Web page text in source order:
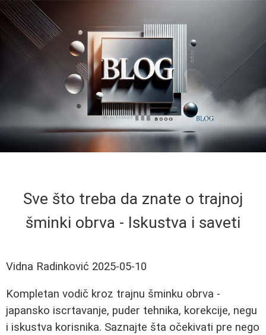
Sve što treba da znate o trajnoj
šminki obrva - Iskustva i saveti
Vidna Radinković 2025-05-10
Kompletan vodič kroz trajnu šminku obrva -
japansko iscrtavanje, puder tehnika, korekcije, negu
i iskustva korisnika. Saznajte šta očekivati pre nego